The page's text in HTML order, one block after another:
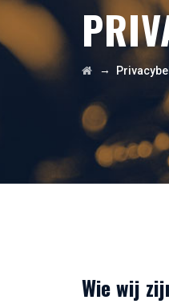
→
Wie wij